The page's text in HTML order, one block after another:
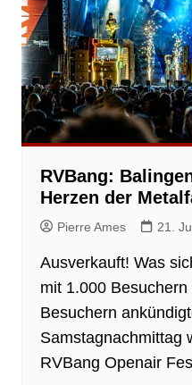
RVBang:
Herzen der
Pierre Ames 21.
Ausverkauft! Was
mit 1.000
Besuchern
Samstagnachmittag
RVBang Openair